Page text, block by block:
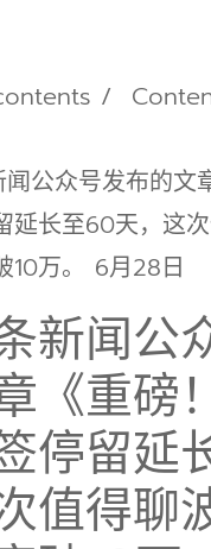
公众号发布的文
延长至60天，这
10万。 6月28日
新闻公
《重磅
停留延
值得聊